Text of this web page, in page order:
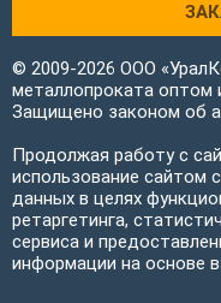
© 2009-2026 ООО
металлопроката оптом
Защищено законом об
Продолжая работу с
использование сайтом
данных в целях
ретаргетинга,
сервиса и
информации на основе